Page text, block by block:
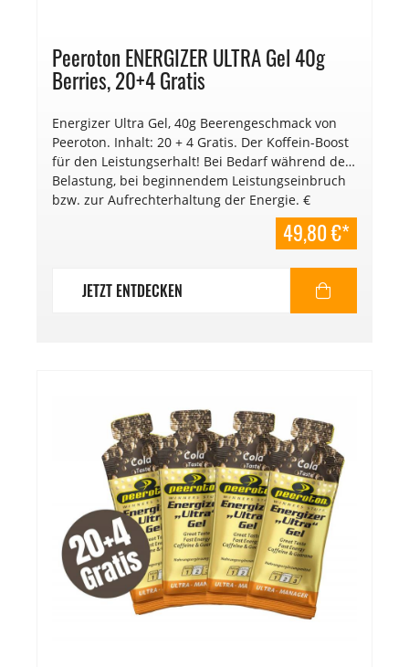
Peeroton ENERGIZER ULTRA Gel 40g
Berries, 20+4 Gratis
Energizer Ultra Gel, 40g Beerengeschmack von
Peeroton. Inhalt: 20 + 4 Gratis. Der Koffein-Boost
für den Leistungserhalt! Bei Bedarf während der
Belastung, bei beginnendem Leistungseinbruch
bzw. zur Aufrechterhaltung der Energie. €
59,75,-/kg. Mindesthaltbarkeitsdatum: 02/2027.
49,80 €*
JETZT ENTDECKEN